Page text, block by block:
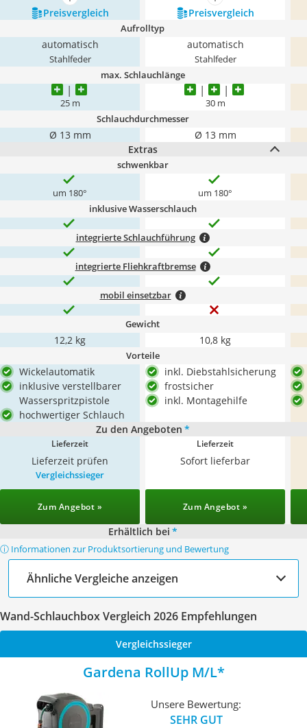
Preis­vergleich
Preis­vergleich
Aufrolltyp
automatisch
Stahlfeder
automatisch
Stahlfeder
max. Schlauchlänge
25 m 30 m
Schlauchdurchmesser
Ø 13 mm
Ø 13 mm
Extras
schwenkbar
um 180° um 180°
inklusive Wasserschlauch
integrierte Schlauchführung
integrierte Fliehkraftbremse
mobil einsetzbar
Gewicht
12,2 kg 10,8 kg
Vorteile
Wickelautomatik
inklusive verstellbarer
Wasserspritzpistole
hochwertiger Schlauch
inkl. Diebstahlsicherung
frostsicher
inkl. Montagehilfe
Zu den Angeboten *
Lieferzeit
Lieferzeit prüfen
Lieferzeit
Sofort lieferbar
Vergleichssieger
Zum Angebot » Zum Angebot »
Erhältlich bei *
ⓘ Informationen zur Produktsortierung und Bewertung
Ähnliche Vergleiche anzeigen
Wand-Schlauchbox Vergleich 2026 Empfehlungen
Vergleichssieger
Gardena RollUp M/L
Unsere Bewertung:
SEHR GUT